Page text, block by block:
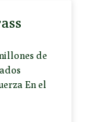
de
En el